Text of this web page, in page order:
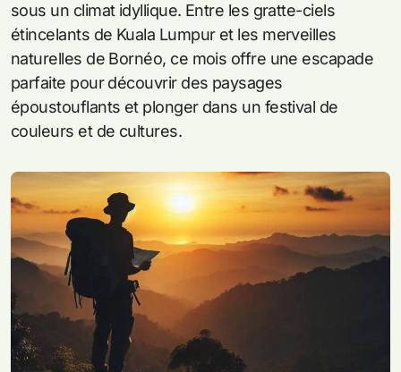
sous un climat idyllique. Entre les gratte-ciels
étincelants de Kuala Lumpur et les merveilles
naturelles de Bornéo, ce mois offre une escapade
parfaite pour découvrir des paysages
époustouflants et plonger dans un festival de
couleurs et de cultures.